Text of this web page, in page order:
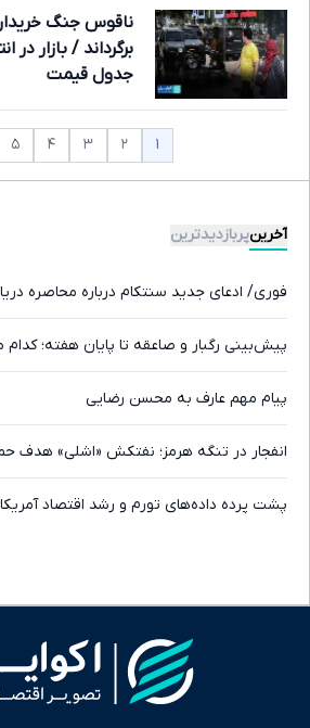
ناقوس جنگ
برگرداند / بازار
جدول قیمت
۱ ۲ ۳ ۴ ۵
آخرینپربازدیدترین
فوری/ ادعای جدید سنتکام درباره محاصره دریایی ایران
پیش‌بینی رگبار و صاعقه تا پایان هفته؛
پیام مهم عارف به محسن رضایی
انفجار در تنگه هرمز؛ نفتکش «اشلی» هدف
پشت پرده داده‌های تورم و رشد اقتصاد